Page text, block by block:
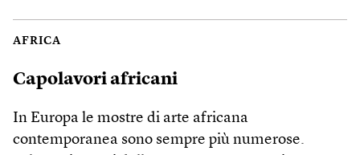
AFRICA
Capolavori africani
In Europa le mostre di arte africana
contemporanea sono sempre più numerose.